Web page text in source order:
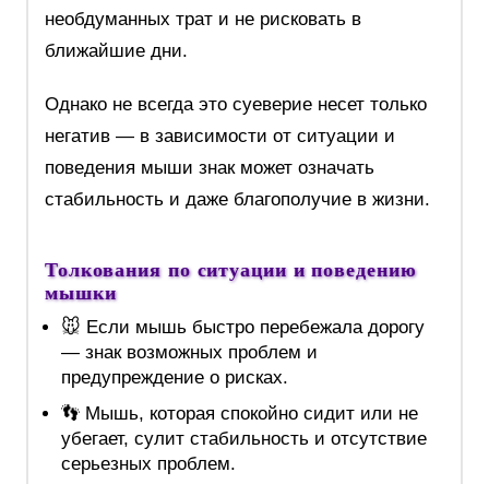
необдуманных трат и не рисковать в
ближайшие дни.
Однако не всегда это суеверие несет только
негатив — в зависимости от ситуации и
поведения мыши знак может означать
стабильность и даже благополучие в жизни.
Толкования по ситуации и поведению
мышки
🐭 Если мышь быстро перебежала дорогу
— знак возможных проблем и
предупреждение о рисках.
👣 Мышь, которая спокойно сидит или не
убегает, сулит стабильность и отсутствие
серьезных проблем.